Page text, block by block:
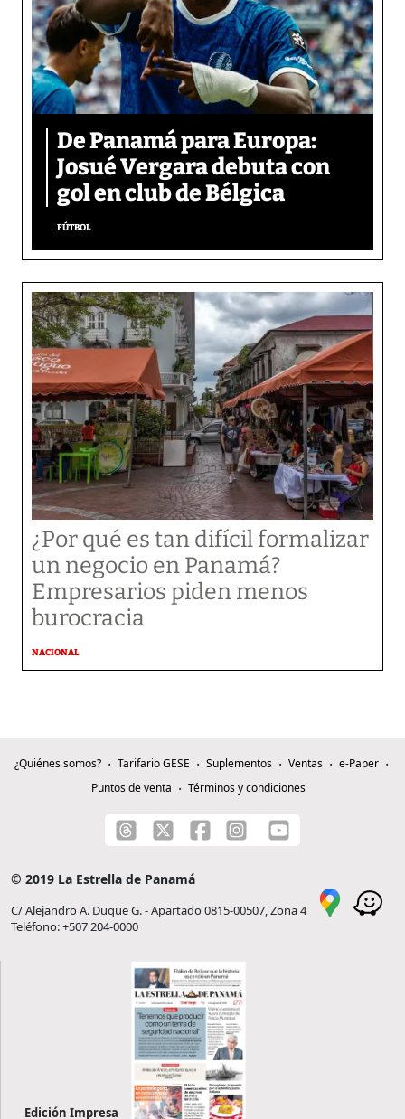
De Panamá para Europa:
Josué Vergara debuta con
gol en club de Bélgica
FÚTBOL
¿Por qué es tan difícil formalizar
un negocio en Panamá?
Empresarios piden menos
burocracia
NACIONAL
¿Quiénes somos? Tarifario GESE Suplementos Ventas
e-Paper
Puntos de venta
Términos y condiciones
© 2019 La Estrella de Panamá
C/ Alejandro A. Duque G. - Apartado 0815-00507, Zona 4
Teléfono: +507 204-0000
Edición Impresa